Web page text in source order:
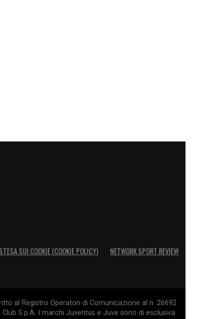
SUI COOKIE (COOKIE POLICY) NETWORK SPORT REVIEW
al Registro Operatori di Comunicazione al n. 26692
S.p.A. I marchi Juventus e Juve sono di esclusiva